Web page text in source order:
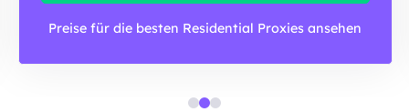
Preise für die besten Residential Proxies ansehen